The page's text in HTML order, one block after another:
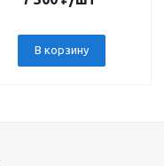
В корзину